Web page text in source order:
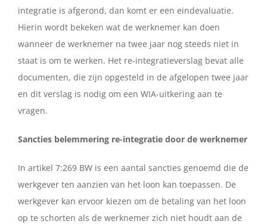
integratie is afgerond, dan komt er een eindevaluatie.
Hierin wordt bekeken wat de werknemer kan doen
wanneer de werknemer na twee jaar nog steeds niet in
staat is om te werken. Het re-integratieverslag bevat alle
documenten, die zijn opgesteld in de afgelopen twee jaar
en dit verslag is nodig om een WIA-uitkering aan te
vragen.
Sancties belemmering re-integratie door de werknemer
In artikel 7:269 BW is een aantal sancties genoemd die de
werkgever ten aanzien van het loon kan toepassen. De
werkgever kan ervoor kiezen om de betaling van het loon
op te schorten als de werknemer zich niet houdt aan de